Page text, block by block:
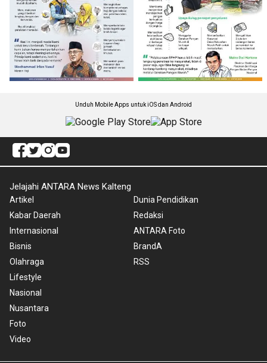
Unduh Mobile Apps untuk iOS dan Android
Jelajahi ANTARA News Kalteng
Artikel
Kabar Daerah
Internasional
Bisnis
Olahraga
Lifestyle
Nasional
Nusantara
Foto
Video
Dunia Pendidikan
Redaksi
ANTARA Foto
BrandA
RSS